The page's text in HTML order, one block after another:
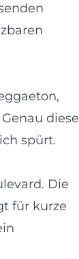
diese
spürt.
Die
für kurze